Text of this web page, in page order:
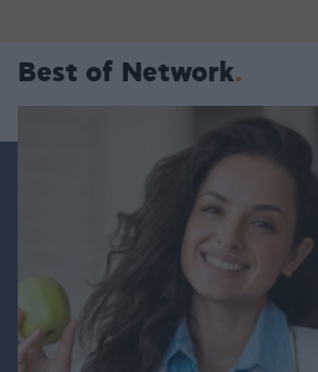
Best of Network